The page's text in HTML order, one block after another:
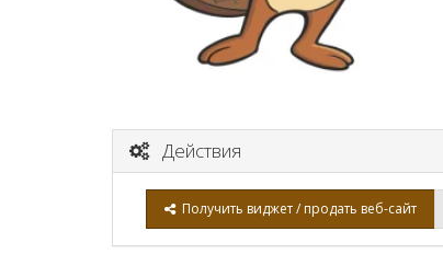
Действия
Получить виджет / продать веб-сайт